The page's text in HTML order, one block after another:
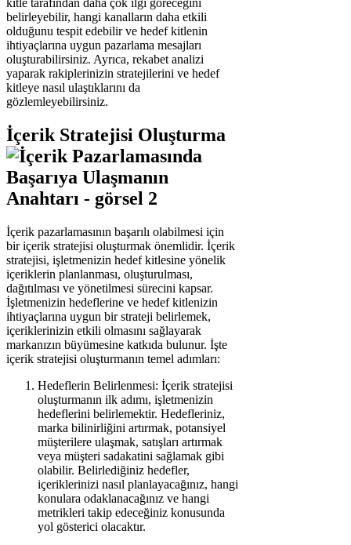
belirleyebilir, hangi kanalların daha etkili
olduğunu tespit edebilir ve hedef kitlenin
ihtiyaçlarına uygun pazarlama mesajları
oluşturabilirsiniz. Ayrıca, rekabet analizi
yaparak rakiplerinizin stratejilerini ve hedef
kitleye nasıl ulaştıklarını da
gözlemleyebilirsiniz.
İçerik Stratejisi Oluşturma
İçerik pazarlamasının başarılı olabilmesi için
bir içerik stratejisi oluşturmak önemlidir. İçerik
stratejisi, işletmenizin hedef kitlesine yönelik
içeriklerin planlanması, oluşturulması,
dağıtılması ve yönetilmesi sürecini kapsar.
İşletmenizin hedeflerine ve hedef kitlenizin
ihtiyaçlarına uygun bir strateji belirlemek,
içeriklerinizin etkili olmasını sağlayarak
markanızın büyümesine katkıda bulunur. İşte
içerik stratejisi oluşturmanın temel adımları:
Hedeflerin Belirlenmesi: İçerik stratejisi
oluşturmanın ilk adımı, işletmenizin
hedeflerini belirlemektir. Hedefleriniz,
marka bilinirliğini artırmak, potansiyel
müşterilere ulaşmak, satışları artırmak
veya müşteri sadakatini sağlamak gibi
olabilir. Belirlediğiniz hedefler,
içeriklerinizi nasıl planlayacağınız, hangi
konulara odaklanacağınız ve hangi
metrikleri takip edeceğiniz konusunda
yol gösterici olacaktır.